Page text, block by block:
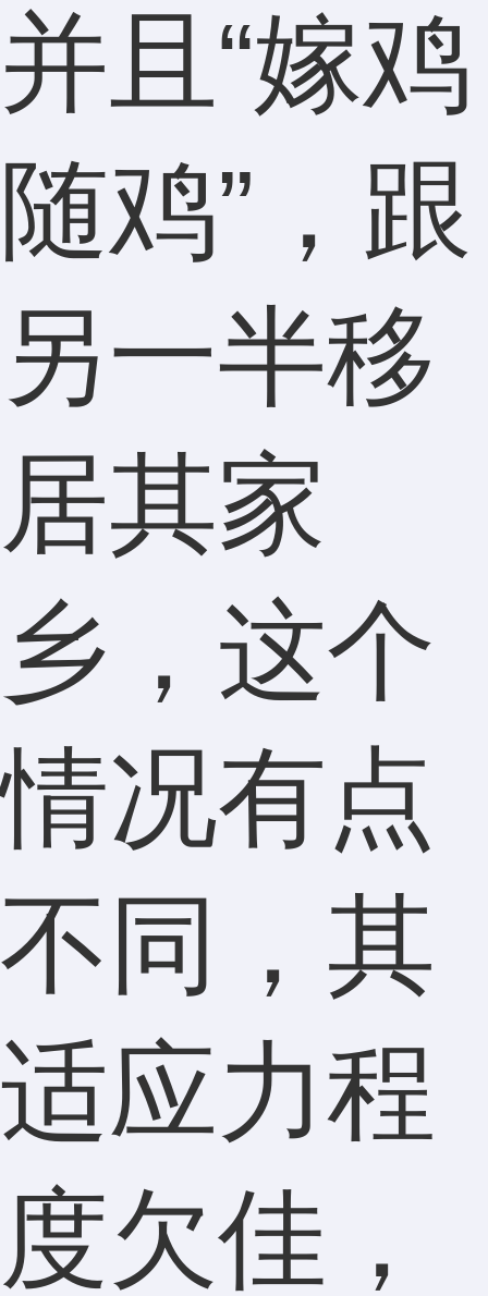
并且“嫁鸡
随鸡”，跟
另一半移
居其家
乡，这个
情况有点
不同，其
适应力程
度欠佳，